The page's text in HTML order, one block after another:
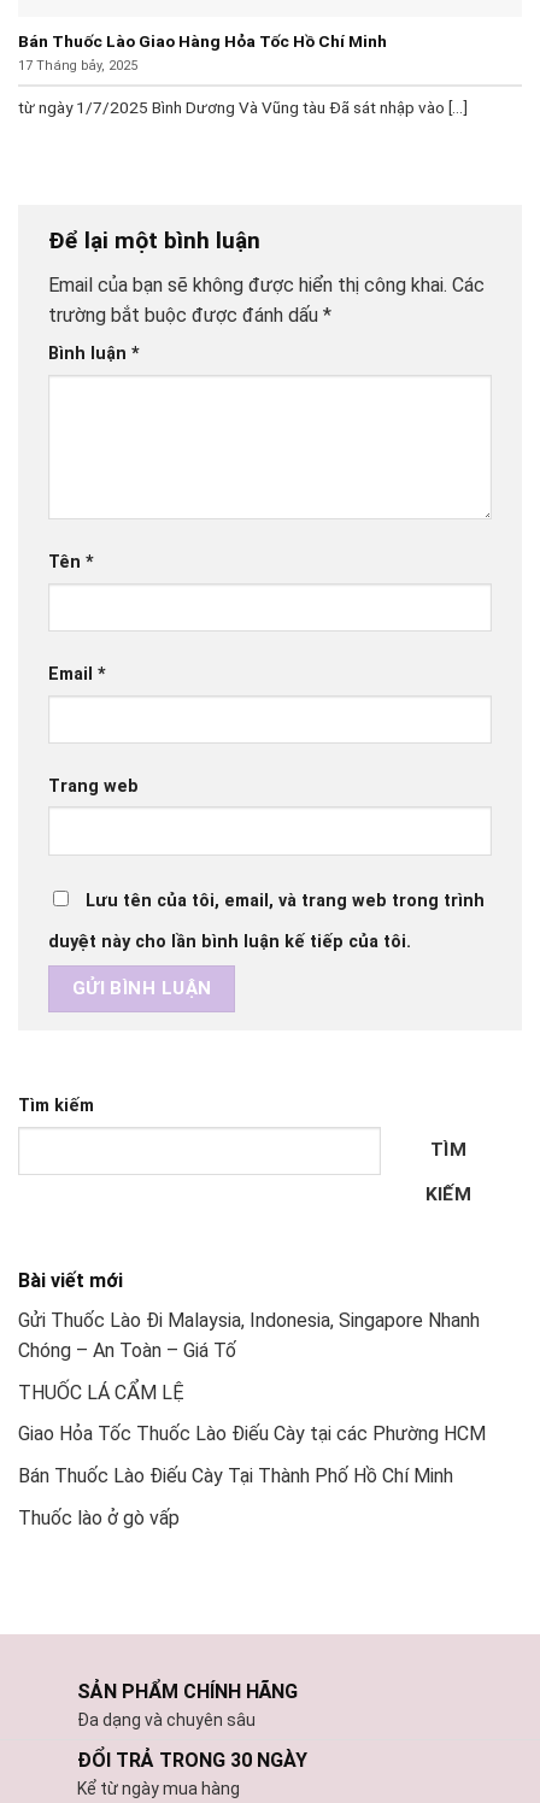
Tìm kiếm
TÌM
KIẾM
Bài viết mới
Gửi Thuốc Lào Đi Malaysia, Indonesia, Singapore Nhanh
Chóng – An Toàn – Giá Tố
THUỐC LÁ CẨM LỆ
Giao Hỏa Tốc Thuốc Lào Điếu Cày tại các Phường HCM
Bán Thuốc Lào Điếu Cày Tại Thành Phố Hồ Chí Minh
Thuốc lào ở gò vấp
Bán Thuốc Lào Giao Hàng Hỏa Tốc Hồ Chí Minh
17 Tháng bảy, 2025
từ ngày 1/7/2025 Bình Dương Và Vũng tàu Đã sát nhập vào [...]
Để lại một bình luận
Email của bạn sẽ không được hiển thị công khai. Các
trường bắt buộc được đánh dấu *
Bình luận *
Tên *
Email *
Trang web
Lưu tên của tôi, email, và trang web trong trình
duyệt này cho lần bình luận kế tiếp của tôi.
SẢN PHẨM CHÍNH HÃNG
Đa dạng và chuyên sâu
ĐỔI TRẢ TRONG 30 NGÀY
Kể từ ngày mua hàng